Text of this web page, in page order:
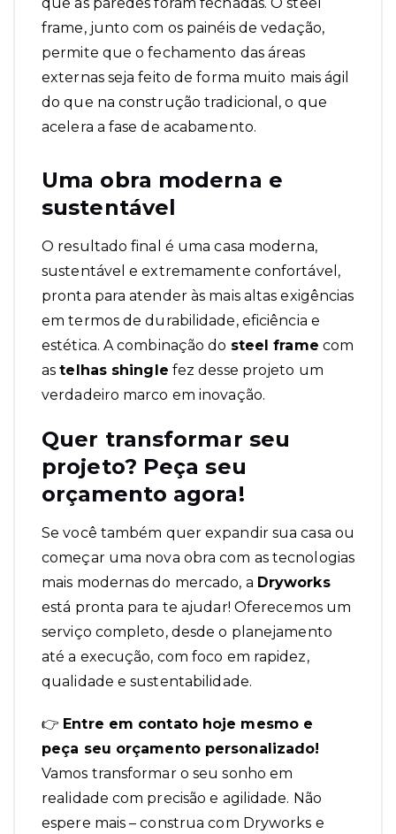
que as paredes foram fechadas. O steel
frame, junto com os painéis de vedação,
permite que o fechamento das áreas
externas seja feito de forma muito mais ágil
do que na construção tradicional, o que
acelera a fase de acabamento.
Uma obra moderna e
sustentável
O resultado final é uma casa moderna,
sustentável e extremamente confortável,
pronta para atender às mais altas exigências
em termos de durabilidade, eficiência e
estética. A combinação do steel frame com
astelhas shingle fez desse projeto um
verdadeiro marco em inovação.
Quer transformar seu
projeto? Peça seu
orçamento agora!
Se você também quer expandir sua casa ou
começar uma nova obra com as tecnologias
mais modernas do mercado, a Dryworks
está pronta para te ajudar! Oferecemos um
serviço completo, desde o planejamento
até a execução, com foco em rapidez,
qualidade e sustentabilidade.
👉 Entre em contato hoje mesmo e
peça seu orçamento personalizado!
Vamos transformar o seu sonho em
realidade com precisão e agilidade. Não
espere mais – construa com Dryworks e